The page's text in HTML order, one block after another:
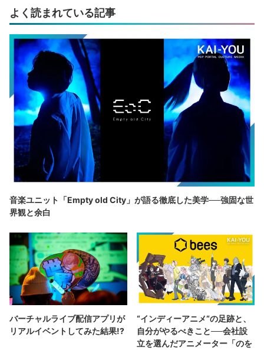
よく読まれている記事
音楽ユニット「Empty old City」が語る徹底した美学──強固な世
界観と余白
バーチャルライブ配信アプリが
リアルイベントしてみた結果!?
“インディーアニメ“の足跡と、
自分がやるべきこと──会社設
立を選んだアニメーター「のを